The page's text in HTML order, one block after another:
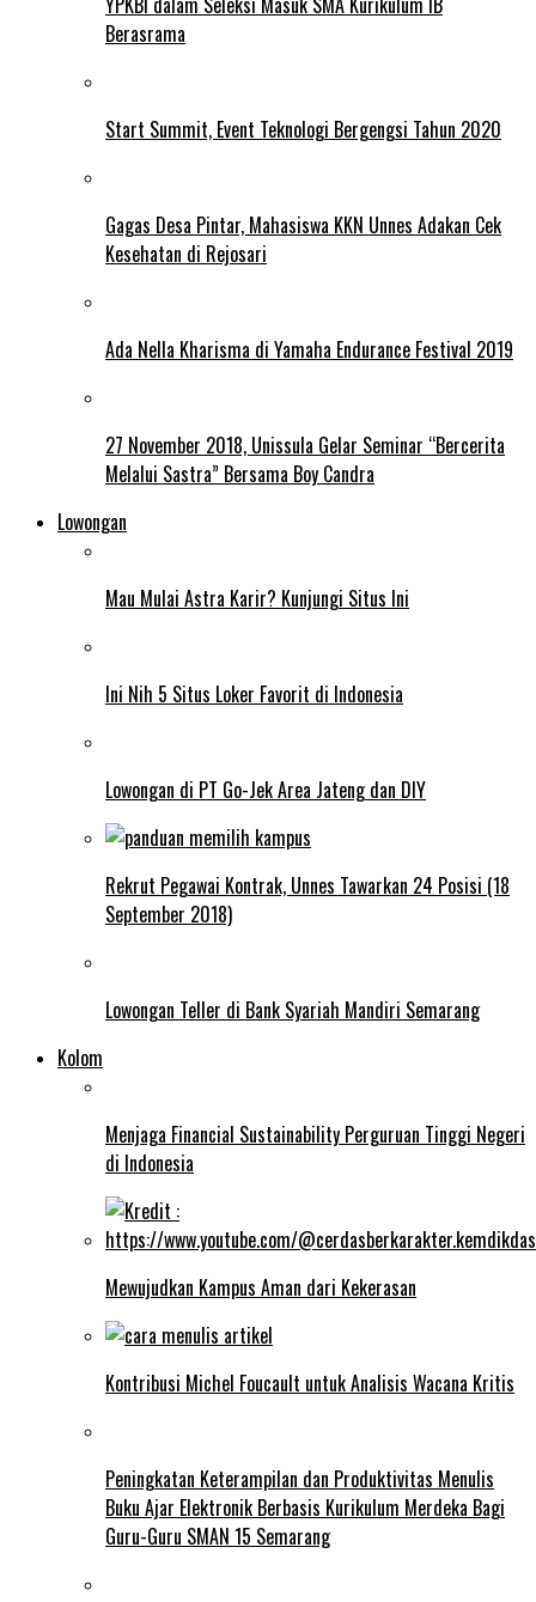
Berasrama
Start Summit, Event Teknologi Bergengsi Tahun 2020
Gagas Desa Pintar, Mahasiswa KKN Unnes Adakan Cek
Kesehatan di Rejosari
Ada Nella Kharisma di Yamaha Endurance Festival 2019
27 November 2018, Unissula Gelar Seminar “Bercerita
Melalui Sastra” Bersama Boy Candra
Lowongan
Mau Mulai Astra Karir? Kunjungi Situs Ini
Ini Nih 5 Situs Loker Favorit di Indonesia
Lowongan di PT Go-Jek Area Jateng dan DIY
Rekrut Pegawai Kontrak, Unnes Tawarkan 24 Posisi (18
September 2018)
Lowongan Teller di Bank Syariah Mandiri Semarang
Kolom
Menjaga Financial Sustainability Perguruan Tinggi Negeri
di Indonesia
Mewujudkan Kampus Aman dari Kekerasan
Kontribusi Michel Foucault untuk Analisis Wacana Kritis
Peningkatan Keterampilan dan Produktivitas Menulis
Buku Ajar Elektronik Berbasis Kurikulum Merdeka Bagi
Guru-Guru SMAN 15 Semarang